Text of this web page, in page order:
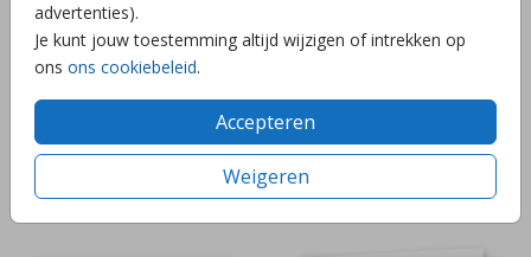
advertenties).
Je kunt jouw toestemming altijd wijzigen of intrekken op
ons ons cookiebeleid.
Accepteren
Weigeren